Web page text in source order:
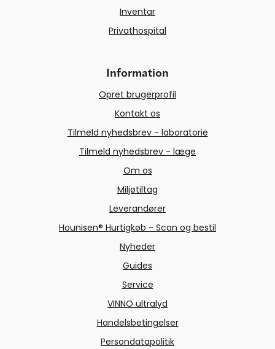
Inventar
Privathospital
Information
Opret brugerprofil
Kontakt os
Tilmeld nyhedsbrev - laboratorie
Tilmeld nyhedsbrev - læge
Om os
Miljøtiltag
Leverandører
Hounisen® Hurtigkøb - Scan og bestil
Nyheder
Guides
Service
VINNO ultralyd
Handelsbetingelser
Persondatapolitik